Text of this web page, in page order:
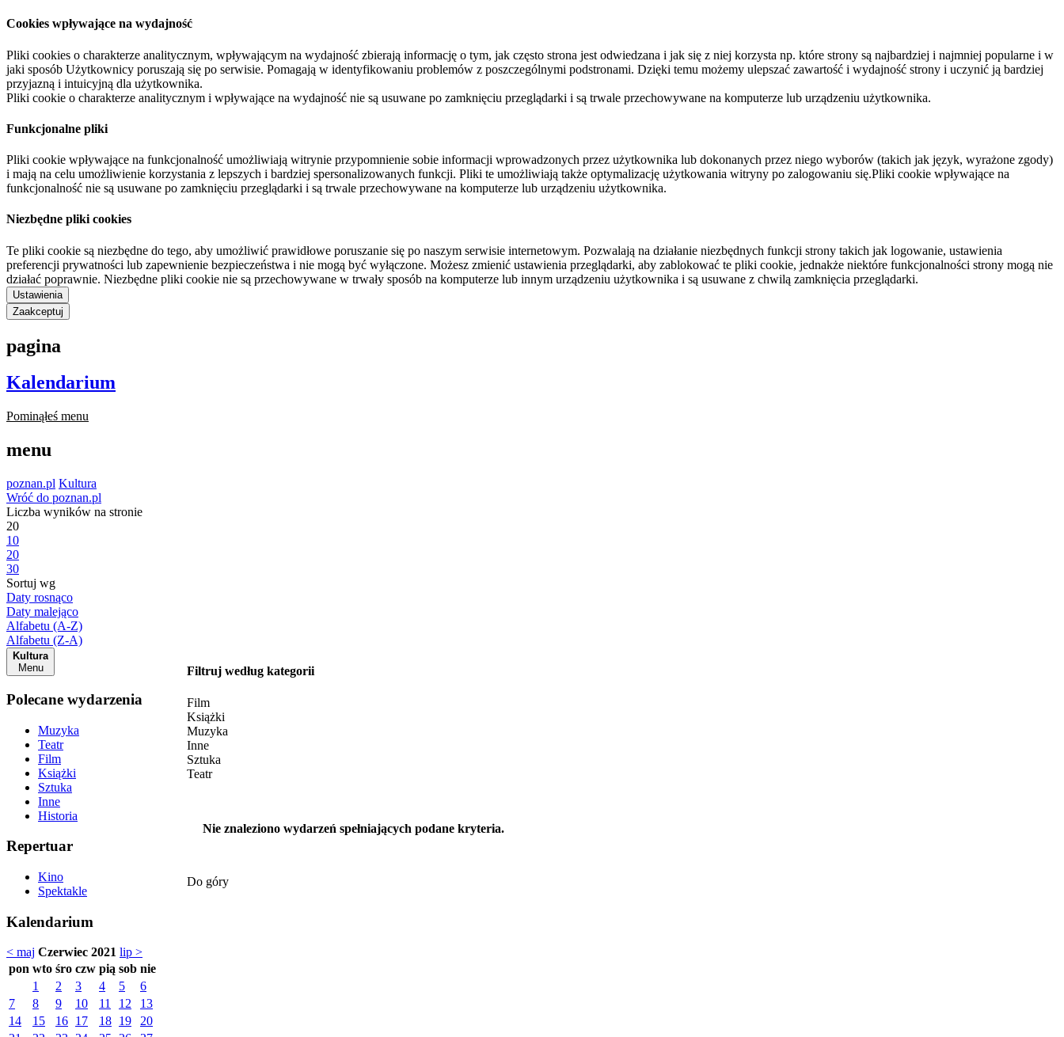
Cookies wpływające na wydajność
Pliki cookies o charakterze analitycznym, wpływającym na wydajność zbierają informację o tym, jak często strona jest odwiedzana i jak się z niej korzysta np. które strony są najbardziej i najmniej popularne i w
jaki sposób Użytkownicy poruszają się po serwisie. Pomagają w identyfikowaniu problemów z poszczególnymi podstronami. Dzięki temu możemy ulepszać zawartość i wydajność strony i uczynić ją bardziej
przyjazną i intuicyjną dla użytkownika.
Pliki cookie o charakterze analitycznym i wpływające na wydajność nie są usuwane po zamknięciu przeglądarki i są trwale przechowywane na komputerze lub urządzeniu użytkownika.
Funkcjonalne pliki
Pliki cookie wpływające na funkcjonalność umożliwiają witrynie przypomnienie sobie informacji wprowadzonych przez użytkownika lub dokonanych przez niego wyborów (takich jak język, wyrażone zgody)
i mają na celu umożliwienie korzystania z lepszych i bardziej spersonalizowanych funkcji. Pliki te umożliwiają także optymalizację użytkowania witryny po zalogowaniu się.Pliki cookie wpływające na
funkcjonalność nie są usuwane po zamknięciu przeglądarki i są trwale przechowywane na komputerze lub urządzeniu użytkownika.
Niezbędne pliki cookies
Te pliki cookie są niezbędne do tego, aby umożliwić prawidłowe poruszanie się po naszym serwisie internetowym. Pozwalają na działanie niezbędnych funkcji strony takich jak logowanie, ustawienia
preferencji prywatności lub zapewnienie bezpieczeństwa i nie mogą być wyłączone. Możesz zmienić ustawienia przeglądarki, aby zablokować te pliki cookie, jednakże niektóre funkcjonalności strony mogą nie
działać poprawnie. Niezbędne pliki cookie nie są przechowywane w trwały sposób na komputerze lub innym urządzeniu użytkownika i są usuwane z chwilą zamknięcia przeglądarki.
Ustawienia
Zaakceptuj
pagina
Kalendarium
Pominąłeś menu
menu
poznan.pl Kultura
Wróć do poznan.pl
Liczba wyników na stronie
20
10
20
30
Sortuj wg
Daty rosnąco
Daty malejąco
Alfabetu (A-Z)
Alfabetu (Z-A)
Kultura
Menu
Polecane wydarzenia
Muzyka
Teatr
Film
Książki
Sztuka
Inne
Historia
Repertuar
Kino
Spektakle
Kalendarium
< maj Czerwiec 2021 lip >
pon wto śro czw pią sob nie
1
2 3 4 5
6
7
8 9 10 11 12
13
14
15 16 17 18 19
20
Filtruj według kategorii
Film
Książki
Muzyka
Inne
Sztuka
Teatr
Nie znaleziono wydarzeń spełniających podane kryteria.
Do góry